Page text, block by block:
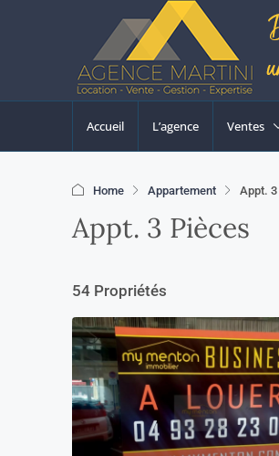
Accueil L’agence Ventes
Home Appartement Appt.
Appt. 3 Pièces
54 Propriétés